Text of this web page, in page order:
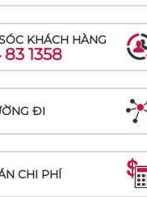
KHÁCH HÀNG
1358
ĐI
CHI PHÍ